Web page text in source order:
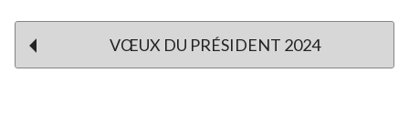
PostVŒUX DU PRÉSIDENT 2024